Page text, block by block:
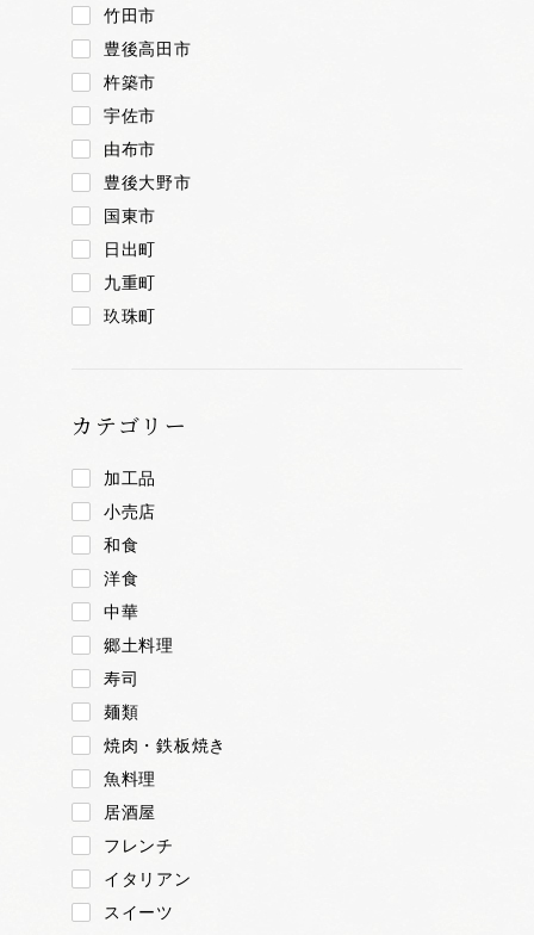
竹田市
豊後高田市
杵築市
宇佐市
由布市
豊後大野市
国東市
日出町
九重町
玖珠町
カテゴリー
加工品
小売店
和食
洋食
中華
郷土料理
寿司
麺類
焼肉・鉄板焼き
魚料理
居酒屋
フレンチ
イタリアン
スイーツ